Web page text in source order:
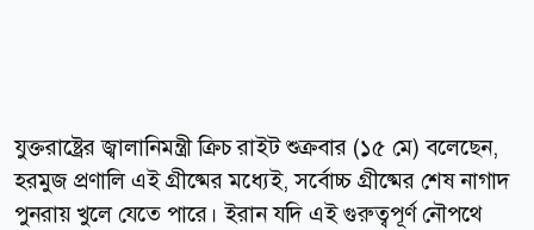
যুক্তরাষ্ট্রের জ্বালানিমন্ত্রী ক্রিচ রাইট শুক্রবার (১৫ মে) বলেছেন,
হরমুজ প্রণালি এই গ্রীষ্মের মধ্যেই, সর্বোচ্চ গ্রীষ্মের শেষ নাগাদ
পুনরায় খুলে যেতে পারে। ইরান যদি এই গুরুত্বপূর্ণ নৌপথে